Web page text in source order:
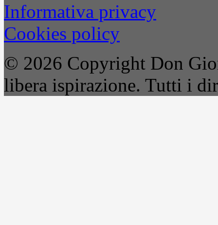
Informativa privacy
Cookies policy
© 2026 Copyright Don
libera ispirazione. Tutti i